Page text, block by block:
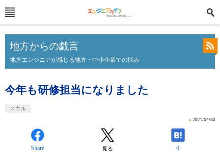
地方からの戯言
地方エンジニアが感じる地方・中小企業での悩み
今年も研修担当になりました
スキル
» 2021/04/30
Share 見る 0